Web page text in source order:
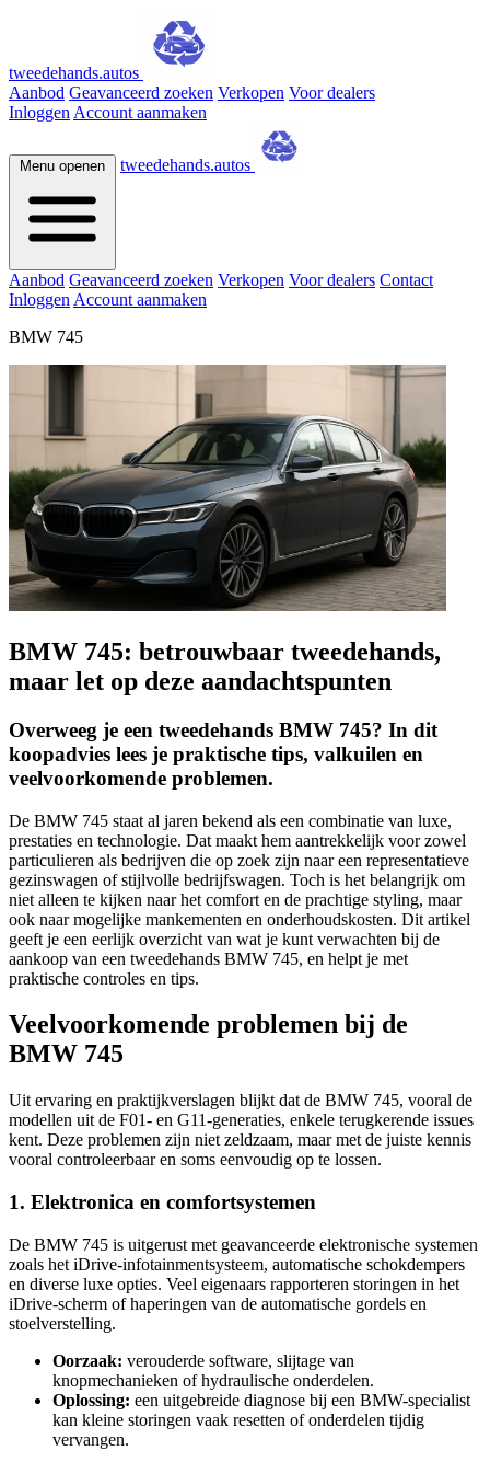
tweedehands.autos
Aanbod Geavanceerd zoeken Verkopen Voor dealers
Inloggen Account aanmaken
Menu openen tweedehands.autos
Aanbod Geavanceerd zoeken Verkopen Voor dealers Contact
Inloggen Account aanmaken
BMW 745
BMW 745: betrouwbaar tweedehands,
maar let op deze aandachtspunten
Overweeg je een tweedehands BMW 745? In dit
koopadvies lees je praktische tips, valkuilen en
veelvoorkomende problemen.
De BMW 745 staat al jaren bekend als een combinatie van luxe,
prestaties en technologie. Dat maakt hem aantrekkelijk voor zowel
particulieren als bedrijven die op zoek zijn naar een representatieve
gezinswagen of stijlvolle bedrijfswagen. Toch is het belangrijk om
niet alleen te kijken naar het comfort en de prachtige styling, maar
ook naar mogelijke mankementen en onderhoudskosten. Dit artikel
geeft je een eerlijk overzicht van wat je kunt verwachten bij de
aankoop van een tweedehands BMW 745, en helpt je met
praktische controles en tips.
Veelvoorkomende problemen bij de
BMW 745
Uit ervaring en praktijkverslagen blijkt dat de BMW 745, vooral de
modellen uit de F01- en G11-generaties, enkele terugkerende issues
kent. Deze problemen zijn niet zeldzaam, maar met de juiste kennis
vooral controleerbaar en soms eenvoudig op te lossen.
1. Elektronica en comfortsystemen
De BMW 745 is uitgerust met geavanceerde elektronische systemen
zoals het iDrive-infotainmentsysteem, automatische schokdempers
en diverse luxe opties. Veel eigenaars rapporteren storingen in het
iDrive-scherm of haperingen van de automatische gordels en
stoelverstelling.
Oorzaak: verouderde software, slijtage van
knopmechanieken of hydraulische onderdelen.
Oplossing: een uitgebreide diagnose bij een BMW-specialist
kan kleine storingen vaak resetten of onderdelen tijdig
vervangen.